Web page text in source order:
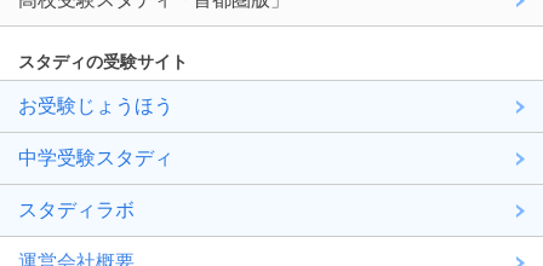
スタディの受験サイト
お受験じょうほう
中学受験スタディ
スタディラボ